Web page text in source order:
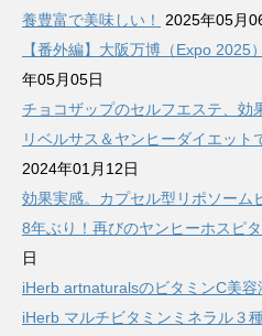
養豊富で美味しい！
2025年05月
【番外編】大阪万博（Expo 2025
年05月05日
チョコザップのセルフエステ、効
リベルサス＆ヤンヒーダイエット
2024年01月12日
効果実感。カプセル型リポソーム
8年ぶり！再びのヤンヒーホスピ
日
iHerb artnaturalsのビタミンC美容
iHerb マルチビタミンミネラル３